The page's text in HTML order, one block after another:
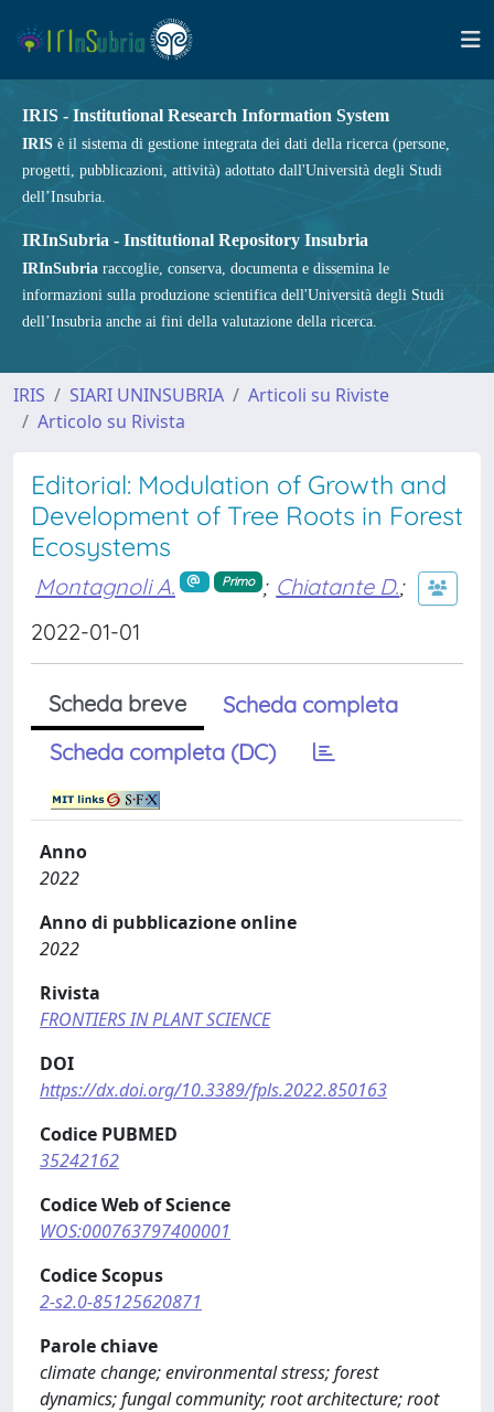
IRIS - Institutional Research Information System
IRIS è il sistema di gestione integrata dei dati della ricerca (persone,
progetti, pubblicazioni, attività) adottato dall'Università degli Studi
dell’Insubria.
IRInSubria - Institutional Repository Insubria
IRInSubria raccoglie, conserva, documenta e dissemina le
informazioni sulla produzione scientifica dell'Università degli Studi
dell’Insubria anche ai fini della valutazione della ricerca.
IRIS SIARI UNINSUBRIA
Articoli su Riviste
Articolo su Rivista
Editorial: Modulation of Growth and
Development of Tree Roots in Forest
Ecosystems
Montagnoli A. Primo ; Chiatante D.;
2022-01-01
Scheda breve
Scheda completa
Scheda completa (DC)
Anno
2022
Anno di pubblicazione online
2022
Rivista
FRONTIERS IN PLANT SCIENCE
DOI
https://dx.doi.org/10.3389/fpls.2022.850163
Codice PUBMED
35242162
Codice Web of Science
WOS:000763797400001
Codice Scopus
2-s2.0-85125620871
Parole chiave
climate change; environmental stress; forest
dynamics; fungal community; root architecture; root